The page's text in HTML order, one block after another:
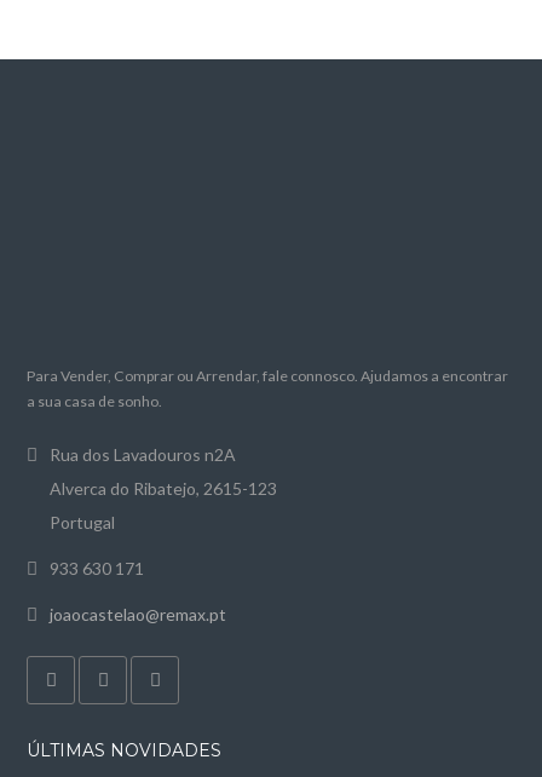
Para Vender, Comprar ou Arrendar, fale connosco. Ajudamos a encontrar
a sua casa de sonho.
Rua dos Lavadouros n2A
Alverca do Ribatejo, 2615-123
Portugal
933 630 171
joaocastelao@remax.pt
ÚLTIMAS NOVIDADES